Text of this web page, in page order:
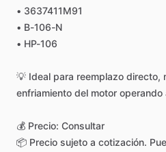
• 3637411M91
• B-106-N
• HP-106
💡 Ideal para reemplazo directo,
enfriamiento del motor operando
💰 Precio: Consultar
📦 Precio sujeto a cotización.